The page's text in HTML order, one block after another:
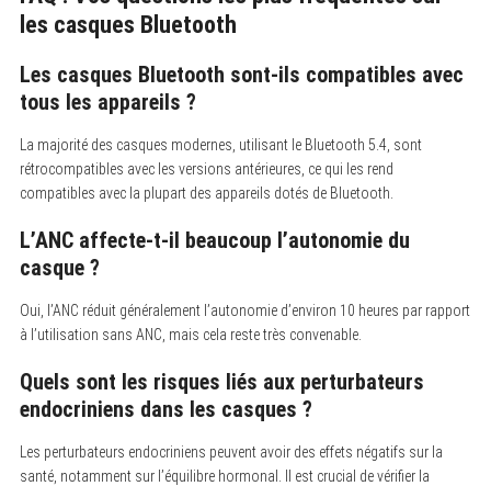
les casques Bluetooth
Les casques Bluetooth sont-ils compatibles avec
tous les appareils ?
La majorité des casques modernes, utilisant le Bluetooth 5.4, sont
rétrocompatibles avec les versions antérieures, ce qui les rend
compatibles avec la plupart des appareils dotés de Bluetooth.
L’ANC affecte-t-il beaucoup l’autonomie du
casque ?
Oui, l’ANC réduit généralement l’autonomie d’environ 10 heures par rapport
à l’utilisation sans ANC, mais cela reste très convenable.
Quels sont les risques liés aux perturbateurs
endocriniens dans les casques ?
Les perturbateurs endocriniens peuvent avoir des effets négatifs sur la
santé, notamment sur l’équilibre hormonal. Il est crucial de vérifier la